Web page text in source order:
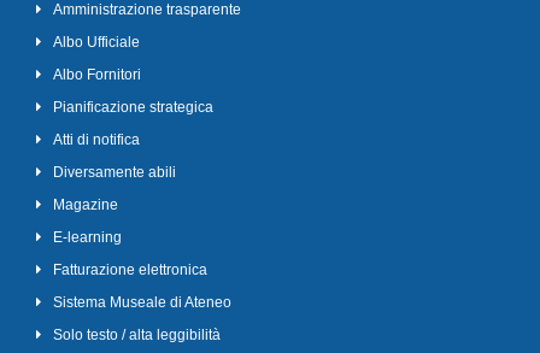
Amministrazione trasparente
Albo Ufficiale
Albo Fornitori
Pianificazione strategica
Atti di notifica
Diversamente abili
Magazine
E-learning
Fatturazione elettronica
Sistema Museale di Ateneo
Solo testo / alta leggibilità